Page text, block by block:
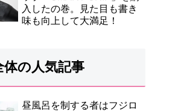
入したの巻。見た目も書き
味も向上して大満足！
体の人気記事
昼風呂を制する者はフジロ